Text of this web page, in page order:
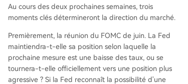
Au cours des deux prochaines semaines, trois
moments clés détermineront la direction du marché.
Premièrement, la réunion du FOMC de juin. La Fed
maintiendra-t-elle sa position selon laquelle la
prochaine mesure est une baisse des taux, ou se
tournera-t-elle officiellement vers une position plus
agressive ? Si la Fed reconnaît la possibilité d'une